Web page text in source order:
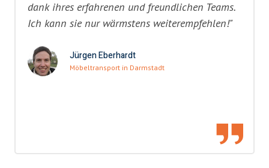
dank ihres erfahrenen und freundlichen Teams.
Ich kann sie nur wärmstens weiterempfehlen!"
Jürgen Eberhardt
Möbeltransport in Darmstadt